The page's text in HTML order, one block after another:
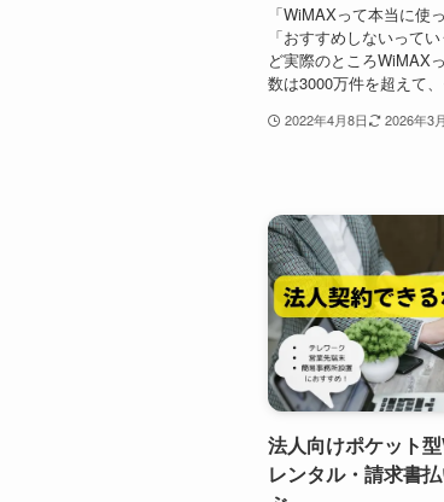
「WiMAXって本当に使
「おすすめしないって
ど実際のところWiMAX
数は3000万件を超えて
2022年4月8日 2026年3
法人向けポケット
レンタル・請求書